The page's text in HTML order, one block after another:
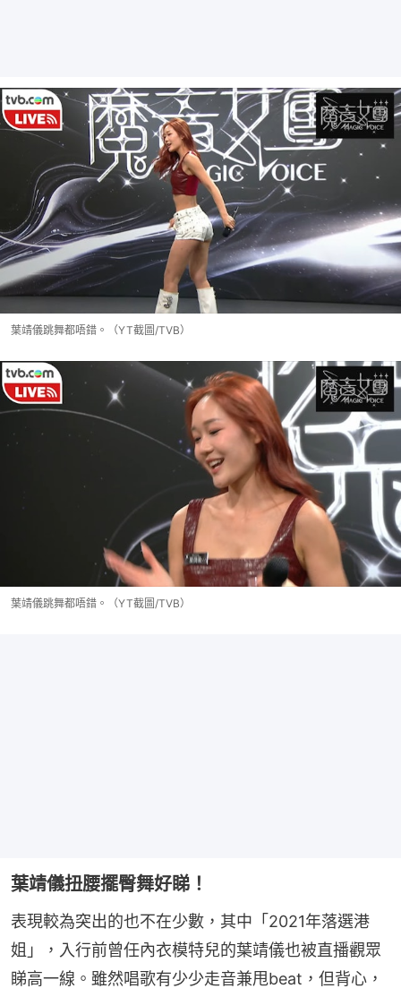
葉靖儀跳舞都唔錯。（YT截圖/TVB）
葉靖儀跳舞都唔錯。（YT截圖/TVB）
葉靖儀扭腰擺臀舞好睇！
表現較為突出的也不在少數，其中「2021年落選港
姐」，入行前曾任內衣模特兒的葉靖儀也被直播觀眾
睇高一線。雖然唱歌有少少走音兼甩beat，但背心，